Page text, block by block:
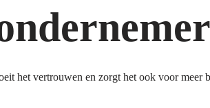
het vertrouwen en zorgt het ook voor meer